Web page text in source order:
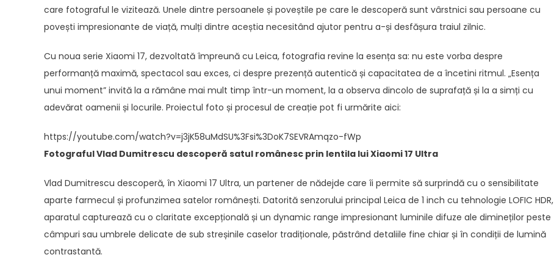
care fotograful le vizitează. Unele dintre persoanele și poveștile pe care le descoperă sunt vârstnici sau persoane cu
povești impresionante de viață, mulți dintre aceștia necesitând ajutor pentru a-și desfășura traiul zilnic.
Cu noua serie Xiaomi 17, dezvoltată împreună cu Leica, fotografia revine la esența sa: nu este vorba despre
performanță maximă, spectacol sau exces, ci despre prezență autentică și capacitatea de a încetini ritmul. „Esența
unui moment” invită la a rămâne mai mult timp într-un moment, la a observa dincolo de suprafață și la a simți cu
adevărat oamenii și locurile. Proiectul foto și procesul de creație pot fi urmărite aici:
https://youtube.com/watch?v=j3jK58uMdSU%3Fsi%3DoK7SEVRAmqzo-fWp
Fotograful Vlad Dumitrescu descoperă satul românesc prin lentila lui Xiaomi 17 Ultra
Vlad Dumitrescu descoperă, în Xiaomi 17 Ultra, un partener de nădejde care îi permite să surprindă cu o sensibilitate
aparte farmecul și profunzimea satelor românești. Datorită senzorului principal Leica de 1 inch cu tehnologie LOFIC HDR,
aparatul capturează cu o claritate excepțională și un dynamic range impresionant luminile difuze ale dimineților peste
câmpuri sau umbrele delicate de sub streșinile caselor tradiționale, păstrând detaliile fine chiar și în condiții de lumină
contrastantă.